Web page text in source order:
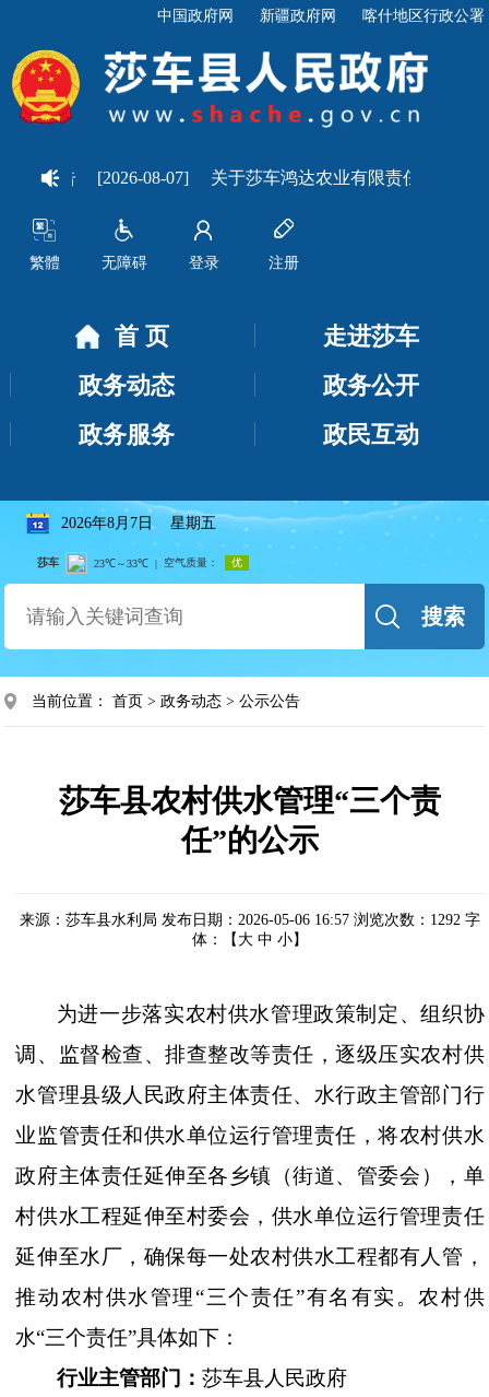
中国政府网 新疆政府网 喀什地区行政公署
查公告 [2026-08-07] 关于莎车鸿达农业有限责任公司分
繁體 无障碍 登录 注册
首 页
走进莎车
政务动态
政务公开
政务服务
政民互动
2026年8月7日 星期五
搜索
当前位置：首页 >政务动态 >公示公告
莎车县农村供水管理“三个责
任”的公示
来源：莎车县水利局 发布日期：2026-05-06 16:57 浏览次数： 1292 字
体：【 大 中 小】
为进一步落实农村供水管理政策制定、组织协
调、监督检查、排查整改等责任，逐级压实农村供
水管理县级人民政府主体责任、水行政主管部门行
业监管责任和供水单位运行管理责任，将农村供水
政府主体责任延伸至各 乡镇 （街道、管委会），单
村供水工程延伸至村委会，供水单位运行管理责任
延伸至水厂 ， 确保每一处农村供水工程都有人管 ，
推动农村供水管理“三个责任”有名有实 。农村供
水“三个责任”具体如下：
行业主管部门 ： 莎车县人民政府